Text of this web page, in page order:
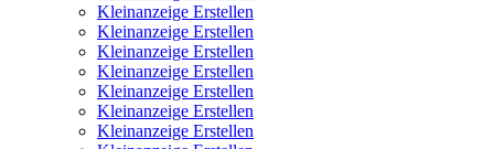
Kleinanzeige Erstellen
Kleinanzeige Erstellen
Kleinanzeige Erstellen
Kleinanzeige Erstellen
Kleinanzeige Erstellen
Kleinanzeige Erstellen
Kleinanzeige Erstellen